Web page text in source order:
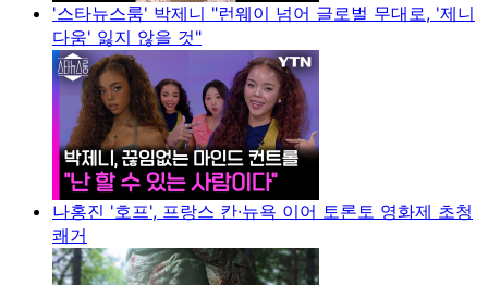
'스타뉴스룸' 박제니 "런웨이 넘어 글로벌 무대로, '제니
다움' 잃지 않을 것"
나홍진 '호프', 프랑스 칸·뉴욕 이어 토론토 영화제 초청
쾌거